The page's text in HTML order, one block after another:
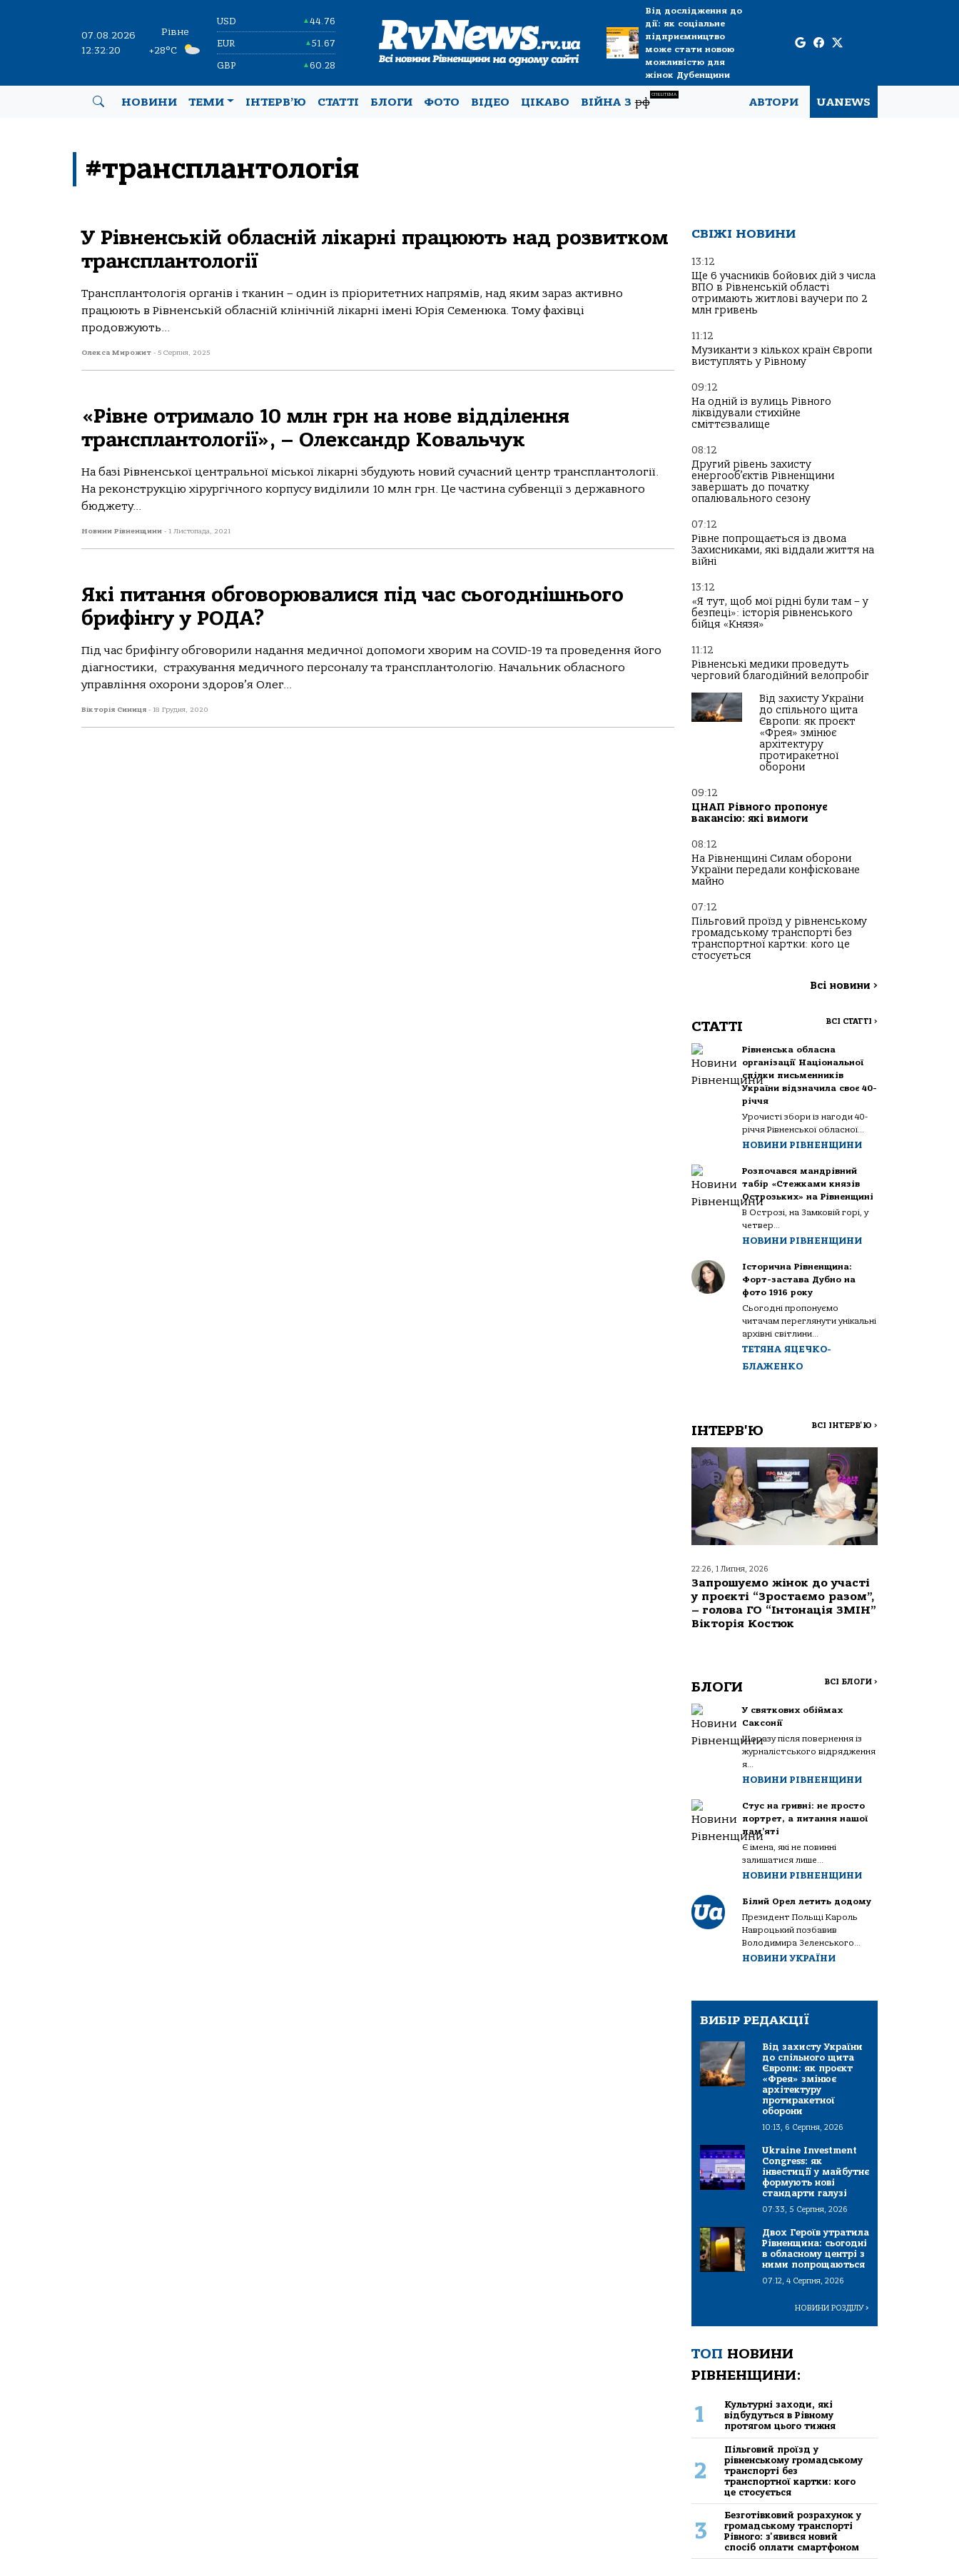
07.08.2026
12:32:20
Рівне
+28°C
USD ▲44.76
EUR ▲51.67
GBP ▲60.28
Від дослідження до
дії: як соціальне
підприємництво
може стати новою
можливістю для
жінок Дубенщини
НОВИНИ ТЕМИ ІНТЕРВ’Ю СТАТТІ БЛОГИ ФОТО ВІДЕО ЦІКАВО ВІЙНА Зрф
СПЕЦТЕМА
АВТОРИ UANEWS
#трансплантологія
У Рівненській обласній лікарні працюють над розвитком
трансплантології
Трансплантологія органів і тканин – один із пріоритетних напрямів, над яким зараз активно
працюють в Рівненській обласній клінічній лікарні імені Юрія Семенюка. Тому фахівці
продовжують...
Олекса Мирожит - 5 Серпня, 2025
«Рівне отримало 10 млн грн на нове відділення
трансплантології», – Олександр Ковальчук
На базі Рівненської центральної міської лікарні збудують новий сучасний центр трансплантології.
На реконструкцію хірургічного корпусу виділили 10 млн грн. Це частина субвенції з державного
бюджету...
Новини Рівненщини - 1 Листопада, 2021
Які питання обговорювалися під час сьогоднішнього
брифінгу у РОДА?
Під час брифінгу обговорили надання медичної допомоги хворим на COVID-19 та проведення його
діагностики, страхування медичного персоналу та трансплантологію. Начальник обласного
управління охорони здоров’я Олег...
Вікторія Синиця - 18 Грудня, 2020
СВІЖІ НОВИНИ
13:12
Ще 6 учасників бойових дій з числа
ВПО в Рівненській області
отримають житлові ваучери по 2
млн гривень
11:12
Музиканти з кількох країн Європи
виступлять у Рівному
09:12
На одній із вулиць Рівного
ліквідували стихійне
сміттєзвалище
08:12
Другий рівень захисту
енергооб’єктів Рівненщини
завершать до початку
опалювального сезону
07:12
Рівне попрощається із двома
Захисниками, які віддали життя на
війні
13:12
«Я тут, щоб мої рідні були там – у
безпеці»: історія рівненського
бійця «Князя»
11:12
Рівненські медики проведуть
черговий благодійний велопробіг
Від захисту України
до спільного щита
Європи: як проєкт
«Фрея» змінює
архітектуру
протиракетної
оборони
09:12
ЦНАП Рівного пропонує
вакансію: які вимоги
08:12
На Рівненщині Силам оборони
України передали конфісковане
майно
07:12
Пільговий проїзд у рівненському
громадському транспорті без
транспортної картки: кого це
стосується
Всі новини >
СТАТТІ ВСІ СТАТТІ >
Рівненська обласна
організації Національної
спілки письменників
України відзначила своє 40-
річчя
Урочисті збори із нагоди 40-
річчя Рівненської обласної...
НОВИНИ РІВНЕНЩИНИ
Розпочався мандрівний
табір «Стежками князів
Острозьких» на Рівненщині
В Острозі, на Замковій горі, у
четвер...
НОВИНИ РІВНЕНЩИНИ
Історична Рівненщина:
Форт-застава Дубно на
фото 1916 року
Сьогодні пропонуємо
читачам переглянути унікальні
архівні світлини...
ТЕТЯНА ЯЦЕЧКО-
БЛАЖЕНКО
ІНТЕРВ'Ю ВСІ ІНТЕРВ'Ю >
22:26, 1 Липня, 2026
Запрошуємо жінок до участі
у проєкті “Зростаємо разом”,
– голова ГО “Інтонація ЗМІН”
Вікторія Костюк
БЛОГИ ВСІ БЛОГИ >
У святкових обіймах
Саксонії
Щоразу після повернення із
журналістського відрядження
я...
НОВИНИ РІВНЕНЩИНИ
Стус на гривні: не просто
портрет, а питання нашої
пам’яті
Є імена, які не повинні
залишатися лише...
НОВИНИ РІВНЕНЩИНИ
Білий Орел летить додому
Президент Польщі Кароль
Навроцький позбавив
Володимира Зеленського...
НОВИНИ УКРАЇНИ
ВИБІР РЕДАКЦІЇ
Від захисту України
до спільного щита
Європи: як проєкт
«Фрея» змінює
архітектуру
протиракетної
оборони
10:13, 6 Серпня, 2026
Ukraine Investment
Congress: як
інвестиції у майбутнє
формують нові
стандарти галузі
07:33, 5 Серпня, 2026
Двох Героїв утратила
Рівненщина: сьогодні
в обласному центрі з
ними попрощаються
07:12, 4 Серпня, 2026
НОВИНИ РОЗДІЛУ>
ТОП НОВИНИ
РІВНЕНЩИНИ:
1
Культурні заходи, які
відбудуться в Рівному
протягом цього тижня
2
Пільговий проїзд у
рівненському громадському
транспорті без
транспортної картки: кого
це стосується
3
Безготівковий розрахунок у
громадському транспорті
Рівного: з'явився новий
спосіб оплати смартфоном